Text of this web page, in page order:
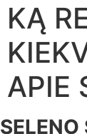
KĄ
APIE
SELENO